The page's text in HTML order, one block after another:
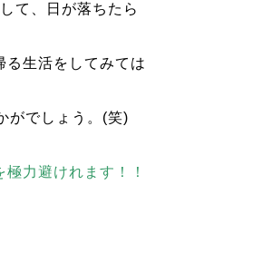
て、日が落ちたら
る生活をしてみては
がでしょう。(笑)
極力避けれます！！